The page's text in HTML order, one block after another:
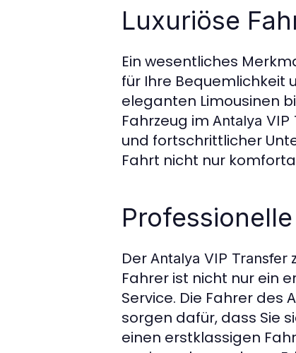
Luxuriöse
Ein wesentliches
für Ihre Bequemlichkeit
eleganten Limousinen
Fahrzeug im Antalya VIP
und fortschrittlicher
Fahrt nicht nur
Der Antalya VIP Transfer
Fahrer ist nicht nur ein
Service. Die Fahrer des
sorgen dafür, dass Sie
einen erstklassigen